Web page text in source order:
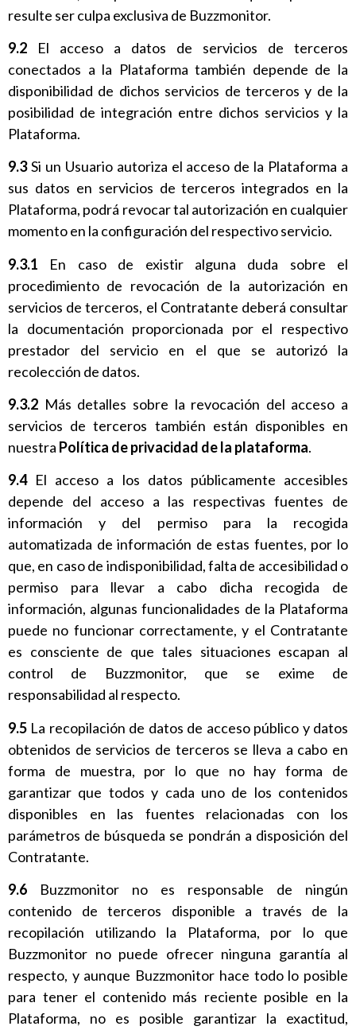
resulte ser culpa exclusiva de Buzzmonitor.
9.2 El acceso a datos de servicios de terceros
conectados a la Plataforma también depende de la
disponibilidad de dichos servicios de terceros y de la
posibilidad de integración entre dichos servicios y la
Plataforma.
9.3Si un Usuario autoriza el acceso de la Plataforma a
sus datos en servicios de terceros integrados en la
Plataforma, podrá revocar tal autorización en cualquier
momento en la configuración del respectivo servicio.
9.3.1 En caso de existir alguna duda sobre el
procedimiento de revocación de la autorización en
servicios de terceros, el Contratante deberá consultar
la documentación proporcionada por el respectivo
prestador del servicio en el que se autorizó la
recolección de datos.
9.3.2 Más detalles sobre la revocación del acceso a
servicios de terceros también están disponibles en
nuestra Política de privacidad de la plataforma.
9.4 El acceso a los datos públicamente accesibles
depende del acceso a las respectivas fuentes de
información y del permiso para la recogida
automatizada de información de estas fuentes, por lo
que, en caso de indisponibilidad, falta de accesibilidad o
permiso para llevar a cabo dicha recogida de
información, algunas funcionalidades de la Plataforma
puede no funcionar correctamente, y el Contratante
es consciente de que tales situaciones escapan al
control de Buzzmonitor, que se exime de
responsabilidad al respecto.
9.5 La recopilación de datos de acceso público y datos
obtenidos de servicios de terceros se lleva a cabo en
forma de muestra, por lo que no hay forma de
garantizar que todos y cada uno de los contenidos
disponibles en las fuentes relacionadas con los
parámetros de búsqueda se pondrán a disposición del
Contratante.
9.6 Buzzmonitor no es responsable de ningún
contenido de terceros disponible a través de la
recopilación utilizando la Plataforma, por lo que
Buzzmonitor no puede ofrecer ninguna garantía al
respecto, y aunque Buzzmonitor hace todo lo posible
para tener el contenido más reciente posible en la
Plataforma, no es posible garantizar la exactitud,